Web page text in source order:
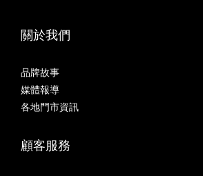
關於我們
品牌故事
媒體報導
各地門市資訊
顧客服務